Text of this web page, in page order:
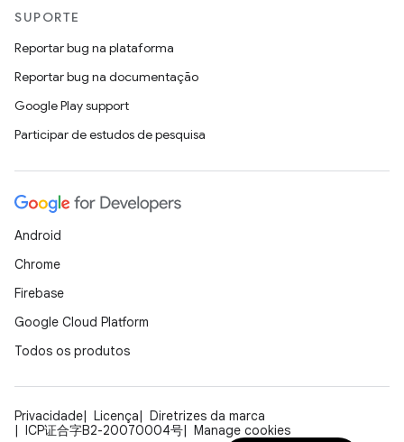
SUPORTE
Reportar bug na plataforma
Reportar bug na documentação
Google Play support
Participar de estudos de pesquisa
Android
Chrome
Firebase
Google Cloud Platform
Todos os produtos
Privacidade Licença
Diretrizes da marca
ICP证合字B2-20070004号
Manage cookies